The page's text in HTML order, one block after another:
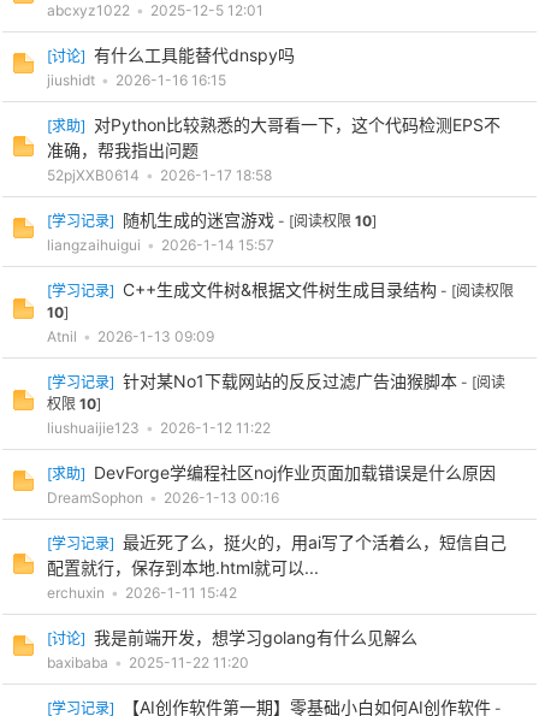
abcxyz1022 • 2025-12-5 12:01
[讨论] 有什么工具能替代dnspy吗
jiushidt • 2026-1-16 16:15
[求助] 对Python比较熟悉的大哥看一下，这个代码检测EPS不
准确，帮我指出问题
52pjXXB0614 • 2026-1-17 18:58
[学习记录] 随机生成的迷宫游戏 - [阅读权限 10]
liangzaihuigui • 2026-1-14 15:57
[学习记录] C++生成文件树&根据文件树生成目录结构 - [阅读权限
10]
Atnil • 2026-1-13 09:09
[学习记录] 针对某No1下载网站的反反过滤广告油猴脚本 - [阅读
权限 10]
liushuaijie123 • 2026-1-12 11:22
[求助] DevForge学编程社区noj作业页面加载错误是什么原因
DreamSophon • 2026-1-13 00:16
[学习记录] 最近死了么，挺火的，用ai写了个活着么，短信自己
配置就行，保存到本地.html就可以...
erchuxin • 2026-1-11 15:42
[讨论] 我是前端开发，想学习golang有什么见解么
baxibaba • 2025-11-22 11:20
[学习记录] 【AI创作软件第一期】零基础小白如何AI创作软件 -